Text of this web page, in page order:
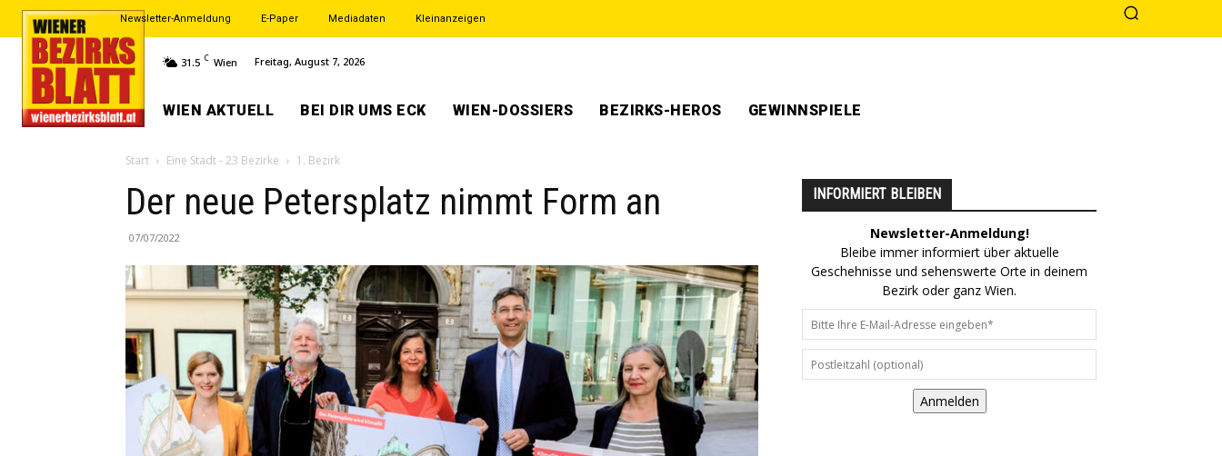
Newsletter-Anmeldung E-Paper Mediadaten Kleinanzeigen
31.5 C Wien Freitag, August 7, 2026
WIEN AKTUELL BEI DIR UMS ECK WIEN-DOSSIERS BEZIRKS-HEROS GEWINNSPIELE
Start Eine Stadt - 23 Bezirke 1. Bezirk
Der neue Petersplatz nimmt Form an
07/07/2022
INFORMIERT BLEIBEN
Newsletter-Anmeldung!
Bleibe immer informiert über aktuelle
Geschehnisse und sehenswerte Orte in deinem
Bezirk oder ganz Wien.
Anmelden